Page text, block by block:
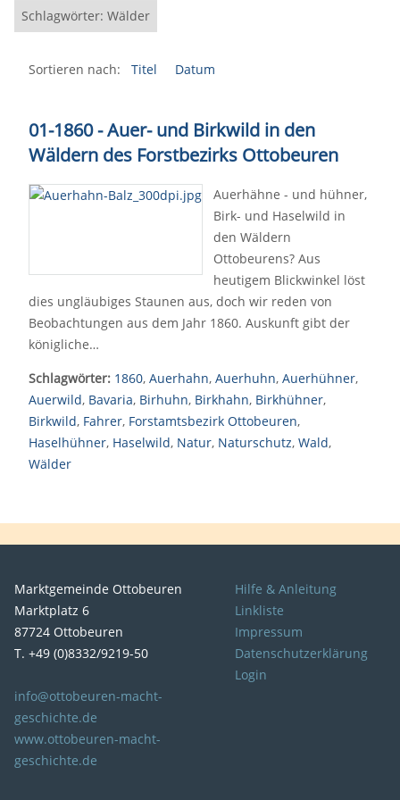
Schlagwörter: Wälder
Sortieren nach: Titel Datum
01-1860 - Auer- und Birkwild in den
Wäldern des Forstbezirks Ottobeuren
Auerhähne - und hühner,
Birk- und Haselwild in
den Wäldern
Ottobeurens? Aus
heutigem Blickwinkel löst
dies ungläubiges Staunen aus, doch wir reden von
Beobachtungen aus dem Jahr 1860. Auskunft gibt der
königliche…
Schlagwörter: 1860, Auerhahn, Auerhuhn, Auerhühner,
Auerwild, Bavaria, Birhuhn, Birkhahn, Birkhühner,
Birkwild, Fahrer, Forstamtsbezirk Ottobeuren,
Haselhühner, Haselwild, Natur, Naturschutz, Wald,
Wälder
Marktgemeinde Ottobeuren
Marktplatz 6
87724 Ottobeuren
T. +49 (0)8332/9219-50
info@ottobeuren-macht-
geschichte.de
www.ottobeuren-macht-
geschichte.de
Hilfe & Anleitung
Linkliste
Impressum
Datenschutzerklärung
Login